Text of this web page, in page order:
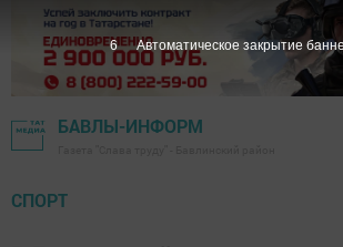
БАВЛЫ-ИНФОРМ
СПОРТ
5 Автоматическое закрытие